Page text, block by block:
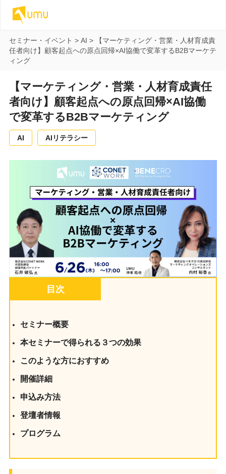
セミナー・イベント > AI >
【マーケティング・営業・人材育成責
任者向け】顧客起点への原点回帰×AI協働で変革するB2Bマーケテ
ィング
【マーケティング・営業・人材育成責任
者向け】顧客起点への原点回帰×AI協働
で変革するB2Bマーケティング
AI AIリテラシー
目次
セミナー概要
本セミナーで得られる３つの効果
このような方におすすめ
開催詳細
申込み方法
登壇者情報
プログラム